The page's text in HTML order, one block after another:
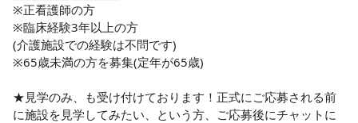
※正看護師の方
※臨床経験3年以上の方
(介護施設での経験は不問です)
※65歳未満の方を募集(定年が65歳)
★見学のみ、も受け付けております！正式にご応募される前
に施設を見学してみたい、という方、ご応募後にチャットに